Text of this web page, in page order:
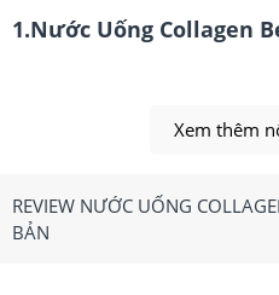
1.Nước Uống Collagen
Công dụng chính của
-Giúp tổ chức cấu tạo tế bào
Xem thêm
REVIEW NƯỚC UỐNG
BẢN